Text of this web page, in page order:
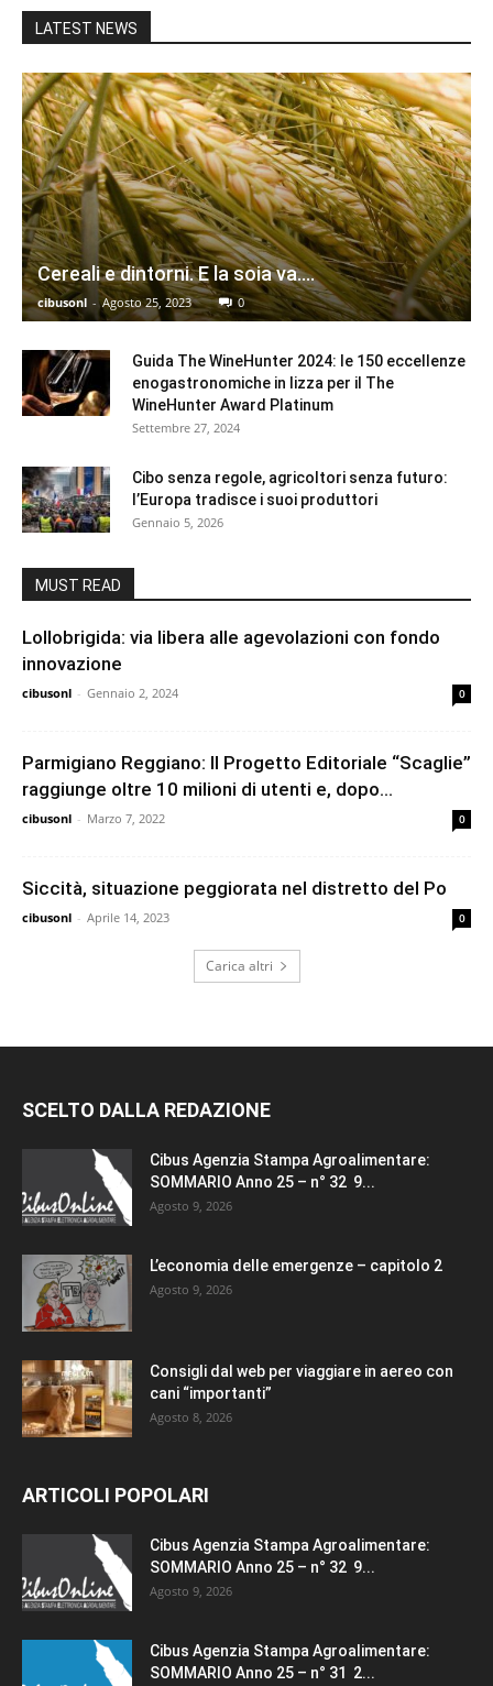
LATEST NEWS
Cereali e dintorni. E la soia va.…
cibusonl - Agosto 25, 2023 0
Guida The WineHunter 2024: le 150 eccellenze
enogastronomiche in lizza per il The
WineHunter Award Platinum
Settembre 27, 2024
Cibo senza regole, agricoltori senza futuro:
l’Europa tradisce i suoi produttori
Gennaio 5, 2026
MUST READ
Lollobrigida: via libera alle agevolazioni con fondo
innovazione
cibusonl - Gennaio 2, 2024 0
Parmigiano Reggiano: Il Progetto Editoriale “Scaglie”
raggiunge oltre 10 milioni di utenti e, dopo...
cibusonl - Marzo 7, 2022 0
Siccità, situazione peggiorata nel distretto del Po
cibusonl - Aprile 14, 2023 0
Carica altri
SCELTO DALLA REDAZIONE
Cibus Agenzia Stampa Agroalimentare:
SOMMARIO Anno 25 – n° 32 9...
Agosto 9, 2026
L’economia delle emergenze – capitolo 2
Agosto 9, 2026
Consigli dal web per viaggiare in aereo con
cani “importanti”
Agosto 8, 2026
ARTICOLI POPOLARI
Cibus Agenzia Stampa Agroalimentare:
SOMMARIO Anno 25 – n° 32 9...
Agosto 9, 2026
Cibus Agenzia Stampa Agroalimentare:
SOMMARIO Anno 25 – n° 31 2...